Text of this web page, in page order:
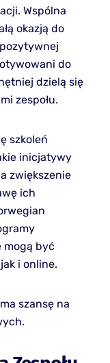
Wspólna
okazją do
do
dzielą się
zespołu.
szkoleń
inicjatywy
zwiększenie
ich
mogą być
i online.
szansę na